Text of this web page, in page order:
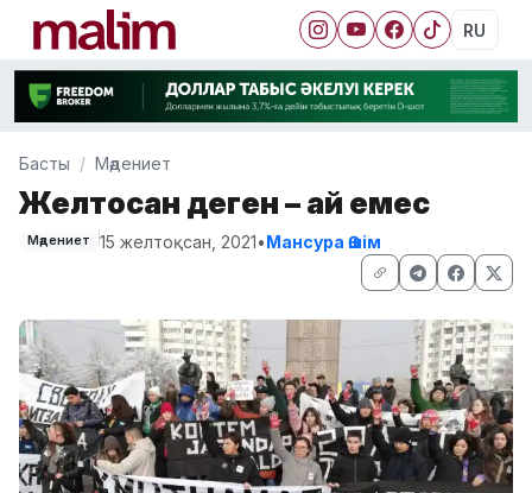
RU
Басты Мәдениет
Желтоқсан деген – ай емес
Мәдениет 15 желтоқсан, 2021•Мансура Әшім